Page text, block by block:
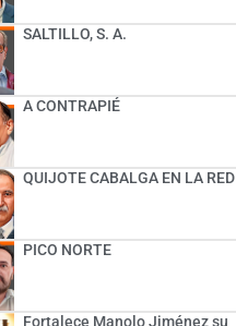
SALTILLO, S. A.
A CONTRAPIÉ
QUIJOTE CABALGA EN LA RED
PICO NORTE
Fortalece Manolo Jiménez su